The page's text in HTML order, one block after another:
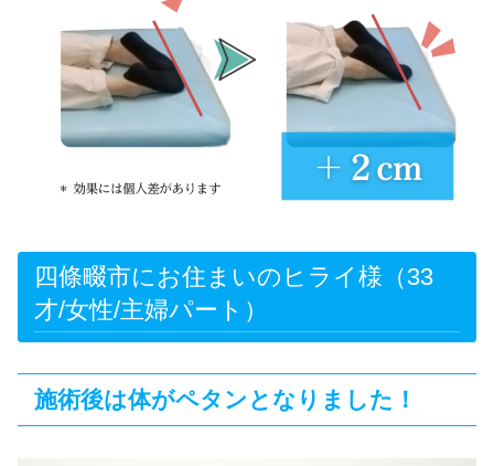
四條畷市にお住まいのヒライ様（33
才/女性/主婦パート）
施術後は体がペタンとなりました！